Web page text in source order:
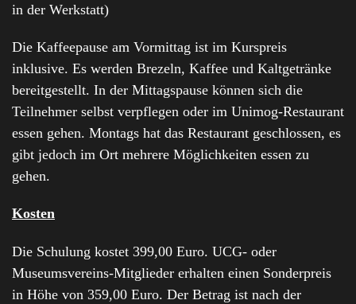
in der Werkstatt)
Die Kaffeepause am Vormittag ist im Kurspreis
inklusive. Es werden Brezeln, Kaffee und Kaltgetränke
bereitgestellt. In der Mittagspause können sich die
Teilnehmer selbst verpflegen oder im Unimog-Restaurant
essen gehen. Montags hat das Restaurant geschlossen, es
gibt jedoch im Ort mehrere Möglichkeiten essen zu
gehen.
Kosten
Die Schulung kostet 399,00 Euro. UCG- oder
Museumsvereins-Mitglieder erhalten einen Sonderpreis
in Höhe von 359,00 Euro. Der Betrag ist nach der